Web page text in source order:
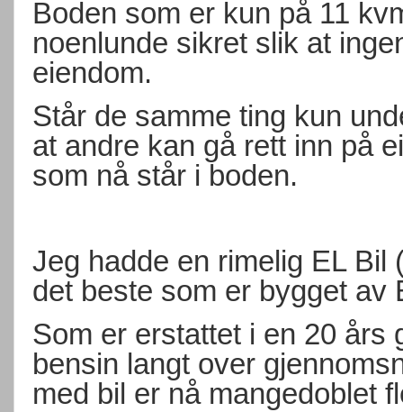
Boden som er kun på 11
noenlunde sikret slik at
eiendom.
Står de samme ting kun
at andre kan gå rett inn på
som nå står i boden.
Jeg hadde en rimelig EL
det beste som er bygget av
Som er erstattet i en 20 års
bensin langt over
med bil er nå mangedoblet